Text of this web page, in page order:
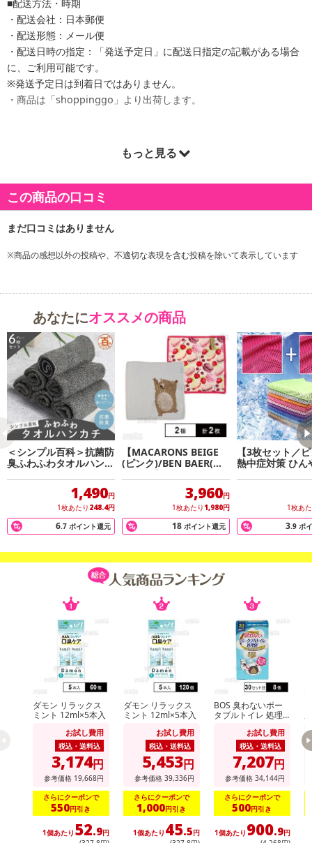
■配送方法・時期
・配送会社：日本郵便
・配送形態：メール便
・配送日時の指定：「発送予定日」に配送日指定の記載がある場合
に、ご利用可能です。
※発送予定日は到着日ではありません。
・商品は「shoppinggo」より出荷します。
もっと見る
この商品の口コミ
※商品の感想以外の投稿や、不適切な表現を含む投稿を除いて表示しています
あなたにオススメの商品
＜シンプル百科＞抗菌防
臭ふわふわタオルハンカ
1,490円
1枚あたり 248.4円
6.7 ポイント還元
【MACARONS BEIGE
(ピンク)/BEN BAER(ベ
ージュ)】フェイラーハ
ンドタオル 25×25cm
3,960円
1枚あたり 1,980円
18 ポイント還元
【3枚セット／
熱中症対策 ひん
感タオル
1枚あ
3.9 ポ
ダモン リラックス
ミント 12ml×5本入
お試し費用
税込・送料込
3,174円
参考価格 19,668円
さらにクーポンで
550円引き
1個あたり 52.9円
ダモン リラックス
ミント 12ml×5本入
お試し費用
税込・送料込
5,453円
参考価格 39,336円
さらにクーポンで
1,000円引き
1個あたり 45.5円
BOS 臭わないポー
タブルトイレ 処理
お試し費用
税込・送料込
7,207円
参考価格 34,144円
さらにクーポンで
500円引き
1個あたり 900.9円